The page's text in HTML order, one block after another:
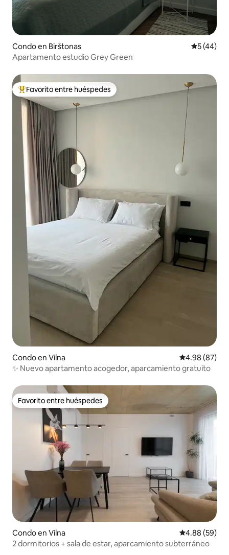
Condo en Birštonas
5 (44)
Apartamento estudio Grey Green
Favorito entre huéspedes preferido
Favorito entre huéspedes
Condo en Vilna Calificación
4.98 (87)
✨ Nuevo apartamento acogedor, aparcamiento gratuito
Favorito entre huéspedes
Favorito entre huéspedes
Condo en Vilna Calificación
4.88 (59)
2 dormitorios + sala de estar, aparcamiento subterráneo